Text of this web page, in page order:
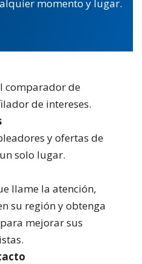
momento y lugar.
comparador de
de intereses.
y ofertas de
solo lugar.
llame la atención,
su región y obtenga
mejorar sus